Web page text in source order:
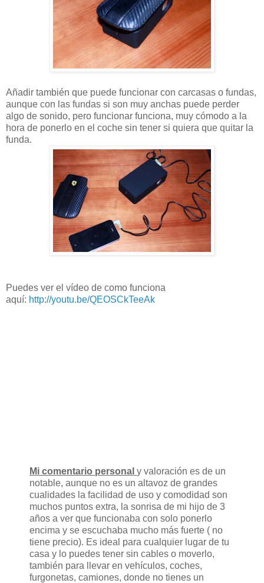
Añadir también que puede funcionar con carcasas o fundas,
aunque con las fundas si son muy anchas puede perder
algo de sonido, pero funcionar funciona, muy cómodo a la
hora de ponerlo en el coche sin tener si quiera que quitar la
funda.
Puedes ver el vídeo de como funciona
aquí: http://youtu.be/QEOSCkTeeAk
Mi comentario personal y valoración es de un
notable, aunque no es un altavoz de grandes
cualidades la facilidad de uso y comodidad son
muchos puntos extra, la sonrisa de mi hijo de 3
años a ver que funcionaba con solo ponerlo
encima y se escuchaba mucho más fuerte ( no
tiene precio). Es ideal para cualquier lugar de tu
casa y lo puedes tener sin cables o moverlo,
también para llevar en vehículos, coches,
furgonetas, camiones, donde no tienes un